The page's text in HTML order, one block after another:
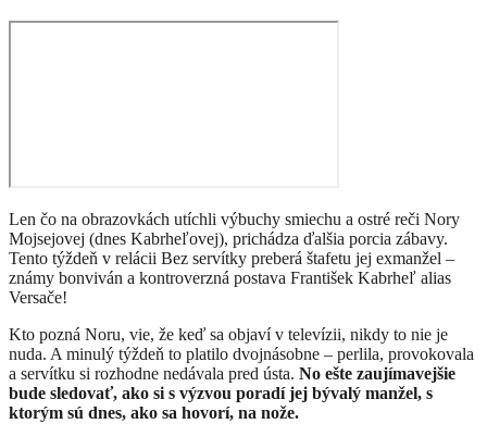
Len čo na obrazovkách utíchli výbuchy smiechu a ostré reči Nory
Mojsejovej (dnes Kabrheľovej), prichádza ďalšia porcia zábavy.
Tento týždeň v relácii Bez servítky preberá štafetu jej exmanžel –
známy bonviván a kontroverzná postava František Kabrheľ alias
Versače!
Kto pozná Noru, vie, že keď sa objaví v televízii, nikdy to nie je
nuda. A minulý týždeň to platilo dvojnásobne – perlila, provokovala
a servítku si rozhodne nedávala pred ústa. No ešte zaujímavejšie
bude sledovať, ako si s výzvou poradí jej bývalý manžel, s
ktorým sú dnes, ako sa hovorí, na nože.